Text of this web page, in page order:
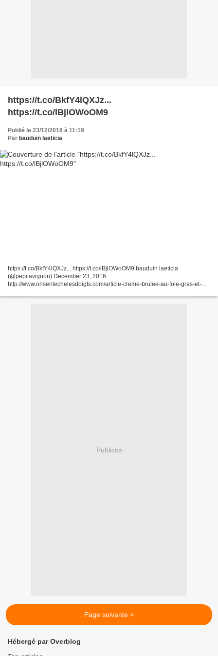
https://t.co/BkfY4lQXJz...
https://t.co/lBjlOWoOM9
Publié le 23/12/2016 à 11:19
Par bauduin laeticia
https://t.co/BkfY4lQXJz... https://t.co/lBjlOWoOM9 bauduin laeticia
(@pepitavignon) December 23, 2016
http://www.onsenlechelesdoigts.com/article-creme-brulee-au-foie-gras-et-
Publicité
Page suivante >
Hébergé par Overblog